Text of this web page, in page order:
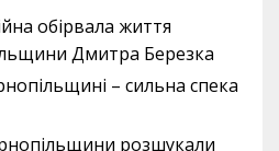
обірвала життя
Дмитра Березка
– сильна спека
розшукали